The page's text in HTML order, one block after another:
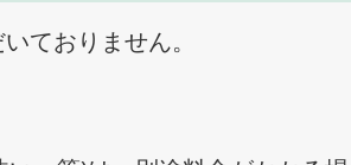
ておりません。